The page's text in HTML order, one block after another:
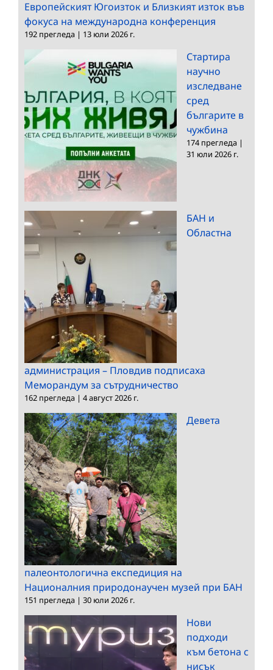
Европейският Югоизток и Близкият изток във
фокуса на международна конференция
192 прегледа | 13 юли 2026 г.
Стартира
научно
изследване
сред
българите в
чужбина
174 прегледа |
31 юли 2026 г.
БАН и
Областна
администрация – Пловдив подписаха
Меморандум за сътрудничество
162 прегледа | 4 август 2026 г.
Девета
палеонтологична експедиция на
Националния природонаучен музей при БАН
151 прегледа | 30 юли 2026 г.
Нови
подходи
към бетона с
нисък